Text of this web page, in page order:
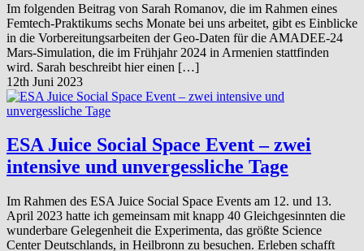
Im folgenden Beitrag von Sarah Romanov, die im Rahmen eines
Femtech-Praktikums sechs Monate bei uns arbeitet, gibt es Einblicke
in die Vorbereitungsarbeiten der Geo-Daten für die AMADEE-24
Mars-Simulation, die im Frühjahr 2024 in Armenien stattfinden
wird. Sarah beschreibt hier einen […]
12th Juni 2023
ESA Juice Social Space Event – zwei
intensive und unvergessliche Tage
Im Rahmen des ESA Juice Social Space Events am 12. und 13.
April 2023 hatte ich gemeinsam mit knapp 40 Gleichgesinnten die
wunderbare Gelegenheit die Experimenta, das größte Science
Center Deutschlands, in Heilbronn zu besuchen. Erleben schafft